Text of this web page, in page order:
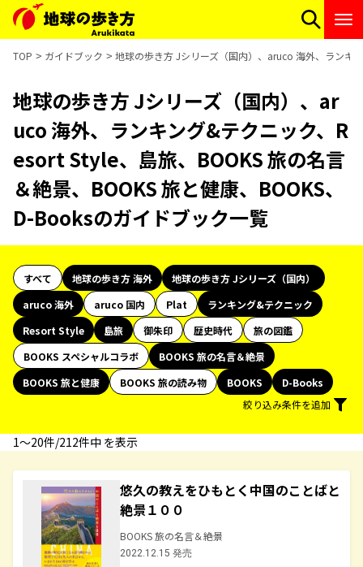
TOP ガイドブック 地球の歩き方 Jシリーズ（国内）、aruco 海外、ランキ
地球の歩き方 Jシリーズ（国内）、ar
uco 海外、ランキング&テクニック、R
esort Style、島旅、BOOKS 旅の名言
＆絶景、BOOKS 旅と健康、BOOKS、
D-Booksのガイドブック一覧
すべて 地球の歩き方 海外
地球の歩き方 Jシリーズ（国内）
aruco 海外
aruco 国内 Plat
ランキング&テクニック
Resort Style
島旅 御朱印 歴史時代
旅の図鑑
BOOKS スペシャルコラボ
BOOKS 旅の名言＆絶景
BOOKS 旅と健康
BOOKS 旅の読み物 BOOKS
D-Books
絞り込み条件を追加
1〜20件/212件中 を表示
悠久の教えをひもとく中国のことばと
絶景１００
BOOKS 旅の名言＆絶景
2022.12.15 発売